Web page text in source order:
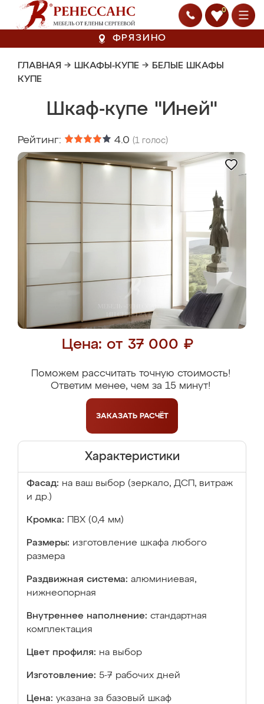
0
ФРЯЗИНО
ГЛАВНАЯ → ШКАФЫ-КУПЕ → БЕЛЫЕ ШКАФЫ
КУПЕ
Шкаф-купе "Иней"
Рейтинг: 4.0 (1 голос)
Цена: от 37 000 ₽
Поможем рассчитать точную стоимость!
Ответим менее, чем за 15 минут!
ЗАКАЗАТЬ РАСЧЁТ
Характеристики
Фасад: на ваш выбор (зеркало, ДСП, витраж
и др.)
Кромка: ПВХ (0,4 мм)
Размеры: изготовление шкафа любого
размера
Раздвижная система: алюминиевая,
нижнеопорная
Внутреннее наполнение: стандартная
комплектация
Цвет профиля: на выбор
Изготовление: 5-7 рабочих дней
Цена: указана за базовый шкаф